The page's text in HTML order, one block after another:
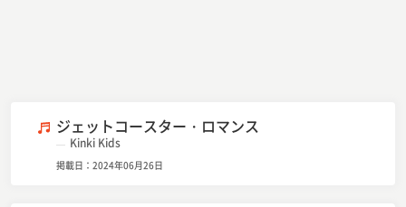
ジェットコースター・ロマンス
Kinki Kids
掲載日：2024年06月26日